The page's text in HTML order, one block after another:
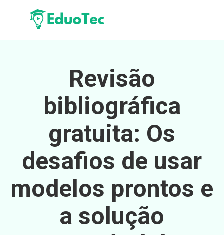
Revisão
bibliográfica
gratuita: Os
desafios de usar
modelos prontos e
a solução